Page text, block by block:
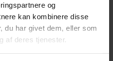
og
kan kombinere disse
du har givet dem, eller som
af deres tjenester.